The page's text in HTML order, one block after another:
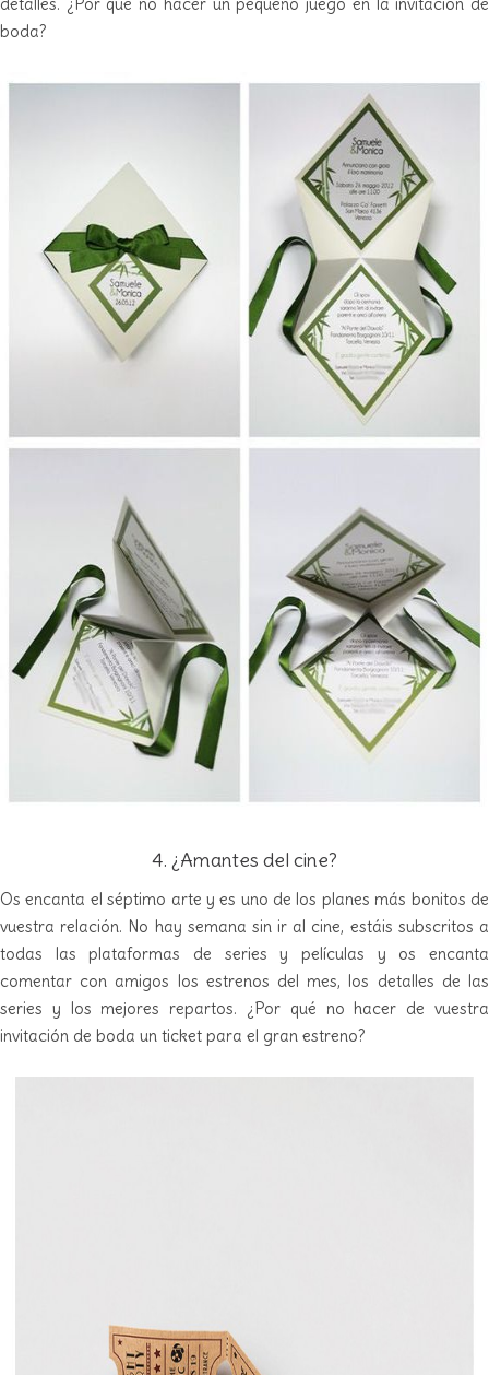
boda?
4. ¿Amantes del cine?
Os encanta el séptimo arte y es uno de los planes más bonitos de
vuestra relación. No hay semana sin ir al cine, estáis subscritos a
todas las plataformas de series y películas y os encanta
comentar con amigos los estrenos del mes, los detalles de las
series y los mejores repartos. ¿Por qué no hacer de vuestra
invitación de boda un ticket para el gran estreno?